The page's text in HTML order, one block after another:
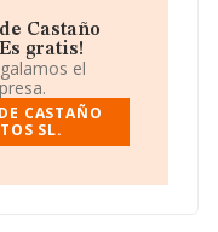
Sociedad
con código
en mercados
número de
en la base de
Castaño
gratis!
el
CASTAÑO
SL.